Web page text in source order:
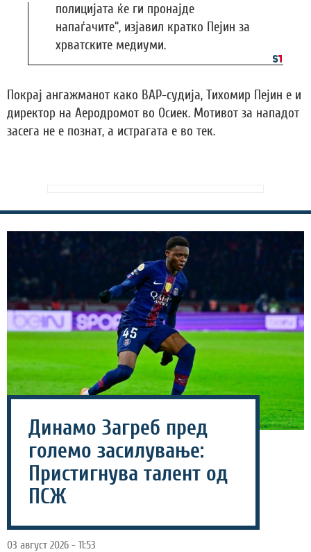
полицијата ќе ги пронајде
напаѓачите“, изјавил кратко Пејин за
хрватските медиуми.
Покрај ангажманот како ВАР-судија, Тихомир Пејин е и
директор на Аеродромот во Осиек. Мотивот за нападот
засега не е познат, а истрагата е во тек.
Динамо Загреб пред
големо засилување:
Пристигнува талент од
ПСЖ
03 август 2026 - 11:53